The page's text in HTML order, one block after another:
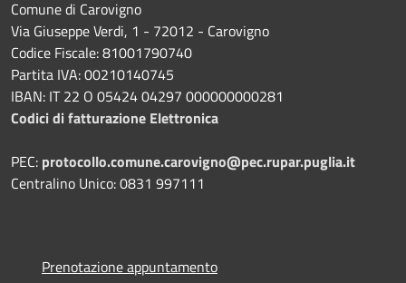
Comune di Carovigno
Via Giuseppe Verdi, 1 - 72012 - Carovigno
Codice Fiscale: 81001790740
Partita IVA: 00210140745
IBAN: IT 22 O 05424 04297 000000000281
Codici di fatturazione Elettronica
PEC: protocollo.comune.carovigno@pec.rupar.puglia.it
Centralino Unico: 0831 997111
Prenotazione appuntamento